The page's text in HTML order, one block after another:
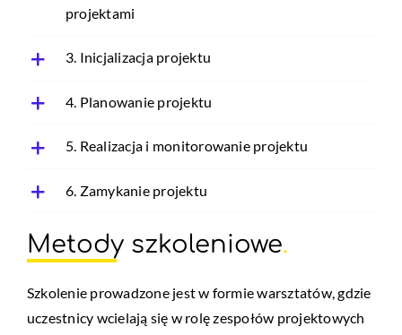
projektami
3. Inicjalizacja projektu
4. Planowanie projektu
5. Realizacja i monitorowanie projektu
6. Zamykanie projektu
Metody szkoleniowe.
Szkolenie prowadzone jest w formie warsztatów, gdzie
uczestnicy wcielają się w rolę zespołów projektowych